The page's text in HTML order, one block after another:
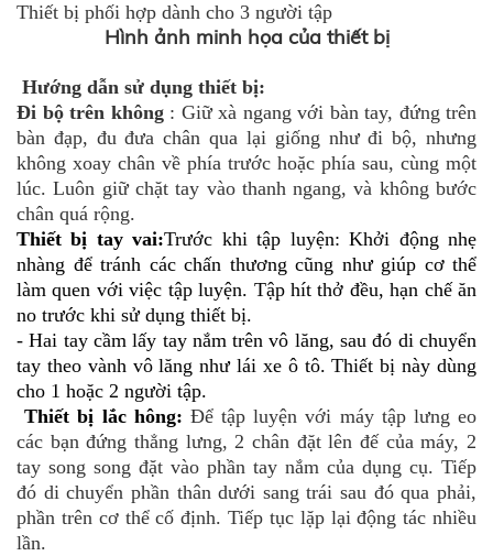
Thiết bị phối hợp dành cho 3 người tập
Hình ảnh minh họa của thiết bị
Hướng dẫn sử dụng thiết bị:
Đi bộ trên không: Giữ xà ngang với bàn tay, đứng trên
bàn đạp, đu đưa chân qua lại giống như đi bộ, nhưng
không xoay chân về phía trước hoặc phía sau, cùng một
lúc. Luôn giữ chặt tay vào thanh ngang, và không bước
chân quá rộng.
Thiết bị tay vai:Trước khi tập luyện: Khởi động nhẹ
nhàng để tránh các chấn thương cũng như giúp cơ thể
làm quen với việc tập luyện. Tập hít thở đều, hạn chế ăn
no trước khi sử dụng thiết bị.
- Hai tay cầm lấy tay nắm trên vô lăng, sau đó di chuyển
tay theo vành vô lăng như lái xe ô tô. Thiết bị này dùng
cho 1 hoặc 2 người tập.
Thiết bị lắc hông: Để tập luyện với máy tập lưng eo
các bạn đứng thẳng lưng, 2 chân đặt lên đế của máy, 2
tay song song đặt vào phần tay nắm của dụng cụ. Tiếp
đó di chuyển phần thân dưới sang trái sau đó qua phải,
phần trên cơ thể cố định. Tiếp tục lặp lại động tác nhiều
lần.